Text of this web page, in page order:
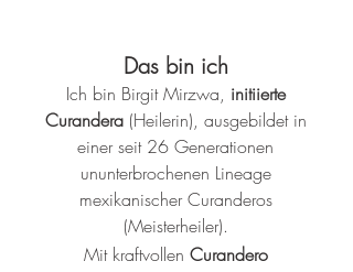
Das bin ich
Ich bin Birgit Mirzwa, initiierte
Curandera(Heilerin), ausgebildetin
einer seit 26 Generationen
ununterbrochenen Lineage
mexikanischer Curanderos
(Meisterheiler).
Mit kraftvollen Curandero